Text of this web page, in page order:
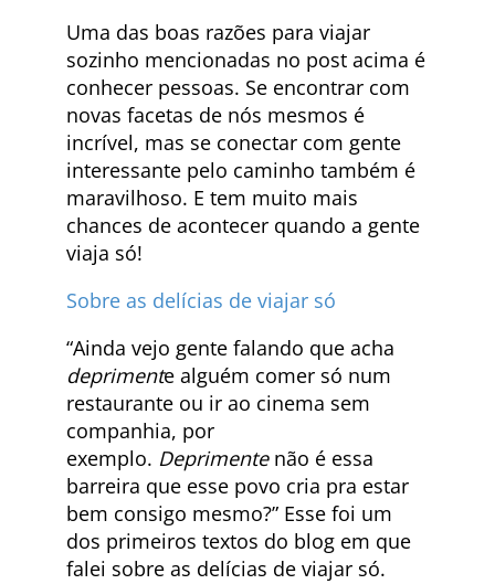
Uma das boas razões para viajar
sozinho mencionadas no post acima é
conhecer pessoas. Se encontrar com
novas facetas de nós mesmos é
incrível, mas se conectar com gente
interessante pelo caminho também é
maravilhoso. E tem muito mais
chances de acontecer quando a gente
viaja só!
Sobre as delícias de viajar só
“Ainda vejo gente falando que acha
deprimente alguém comer só num
restaurante ou ir ao cinema sem
companhia, por
exemplo. Deprimentenão é essa
barreira que esse povo cria pra estar
bem consigo mesmo?” Esse foi um
dos primeiros textos do blog em que
falei sobre as delícias de viajar só.